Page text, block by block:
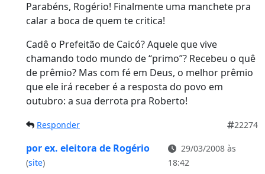
Parabéns, Rogério! Finalmente uma manchete pra
calar a boca de quem te critica!
Cadê o Prefeitão de Caicó? Aquele que vive
chamando todo mundo de “primo”? Recebeu o quê
de prêmio? Mas com fé em Deus, o melhor prêmio
que ele irá receber é a resposta do povo em
outubro: a sua derrota pra Roberto!
Responder 22274
por ex. eleitora de Rogério
(site)
29/03/2008 às
18:42